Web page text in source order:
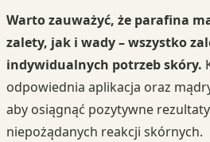
Warto zauważyć, że parafina
zalety, jak i wady – wszystko
indywidualnych potrzeb skóry.
odpowiednia aplikacja oraz
aby osiągnąć pozytywne
niepożądanych reakcji skórnych.